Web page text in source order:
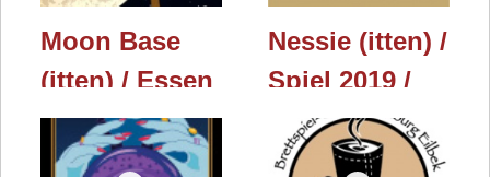
Moon Base
(itten) / Essen
2019
Nessie (itten) /
Spiel 2019 /
Essen 2019